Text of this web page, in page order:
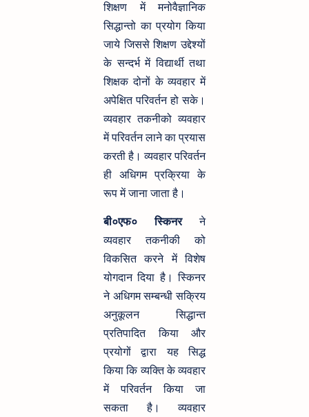
शिक्षण में मनोवैज्ञानिक
सिद्धान्तो का प्रयोग किया
जाये जिससे शिक्षण उद्देश्यों
के सन्दर्भ में विद्यार्थी तथा
शिक्षक दोनों के व्यवहार में
अपेक्षित परिवर्तन हो सके।
व्यवहार तकनीको व्यवहार
में परिवर्तन लाने का प्रयास
करती है। व्यवहार परिवर्तन
ही अधिगम प्रक्रिया के
रूप में जाना जाता है।
बी०एफ० स्किनरने
व्यवहार तकनीकी को
विकसित करने में विशेष
योगदान दिया है। स्किनर
ने अधिगम सम्बन्धी सक्रिय
अनुकूलन सिद्धान्त
प्रतिपादित किया और
प्रयोगों द्वारा यह सिद्ध
किया कि व्यक्ति के व्यवहार
में परिवर्तन किया जा
सकता है। व्यवहार